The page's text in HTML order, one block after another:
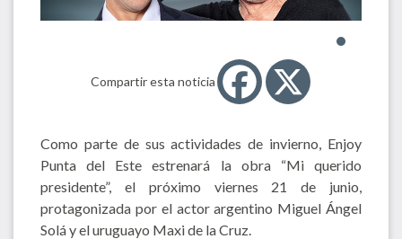
Compartir esta noticia
Como parte de sus actividades de invierno, Enjoy
Punta del Este estrenará la obra “Mi querido
presidente”, el próximo viernes 21 de junio,
protagonizada por el actor argentino Miguel Ángel
Solá y el uruguayo Maxi de la Cruz.